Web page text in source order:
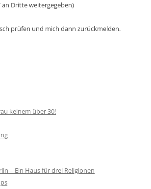
an Dritte weitergegeben)
prüfen und mich dann zurückmelden.
keinem über 30!
– Ein Haus für drei Religionen